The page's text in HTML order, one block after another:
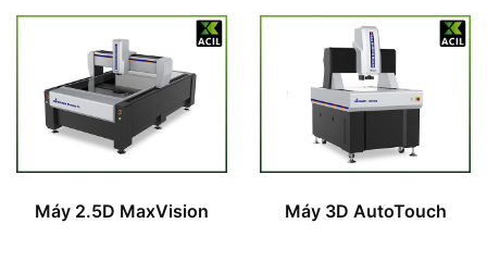
Máy 2.5D MaxVision Máy 3D AutoTouch